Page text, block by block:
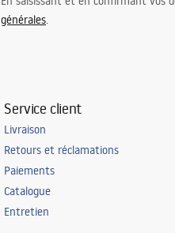
générales.
Service client
Livraison
Retours et réclamations
Paiements
Catalogue
Entretien